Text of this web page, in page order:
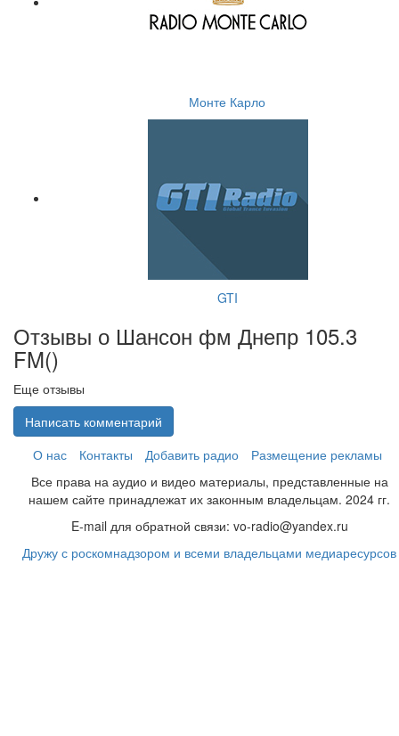
Монте Карло
GTI
Отзывы о Шансон фм Днепр 105.3
FM()
Еще отзывы
Написать комментарий
О нас
Контакты Добавить радио
Размещение рекламы
Все права на аудио и видео материалы, представленные на
нашем сайте принадлежат их законным владельцам. 2024 гг.
E-mail для обратной связи: vo-radio@yandex.ru
Дружу с роскомнадзором и всеми владельцами медиаресурсов